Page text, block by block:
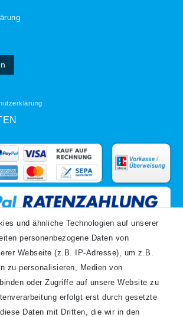
und ähnliche Technologien auf unserer
personenbezogene Daten von
Webseite (z.B. IP-Adresse), um z.B.
zu personalisieren, Medien von
oder Zugriffe auf unsere Website zu
erfolgt erst durch gesetzte
Daten mit Dritten, die wir in den